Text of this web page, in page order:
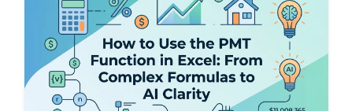
操作
業務フロー、引き継ぎ、計画、実行を管理
できます。
販売
ドキュメント
製品ドキュメント、設定方法、利用リファ
レンスを確認できます。
プロンプトライブラリ